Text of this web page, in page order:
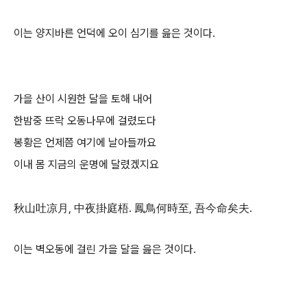
이는 양지바른 언덕에 오이 심기를 읊은 것이다.
가을 산이 시원한 달을 토해 내어
한밤중 뜨락 오동나무에 걸렸도다
봉황은 언제쯤 여기에 날아들까요
이내 몸 지금의 운명에 달렸겠지요
秋山吐凉月, 中夜掛庭梧. 鳳鳥何時至, 吾今命矣夫.
이는 벽오동에 걸린 가을 달을 읊은 것이다.